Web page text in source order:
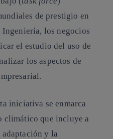
de prestigio en
los negocios
el estudio del uso de
los aspectos de
iniciativa se enmarca
climático que incluye a
y la